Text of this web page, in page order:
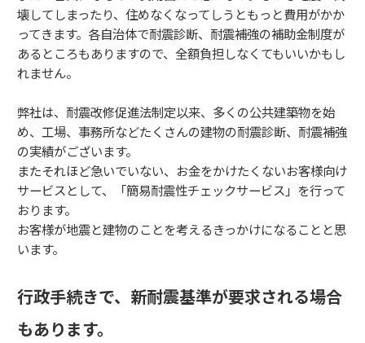
壊してしまったり、住めなくなってしうともっと費用がかか
ってきます。各自治体で耐震診断、耐震補強の補助金制度が
あるところもありますので、全額負担しなくてもいいかもし
れません。
弊社は、耐震改修促進法制定以来、多くの公共建築物を始
め、工場、事務所などたくさんの建物の耐震診断、耐震補強
の実績がございます。
またそれほど急いでいない、お金をかけたくないお客様向け
サービスとして、「簡易耐震性チェックサービス」を行って
おります。
お客様が地震と建物のことを考えるきっかけになることと思
います。
行政手続きで、新耐震基準が要求される場合
もあります。